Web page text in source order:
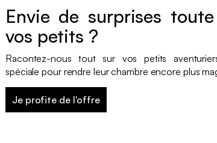
Envie de surprises
vos petits ?
Racontez-nous tout sur vos petits
spéciale pour rendre leur chambre encore plus
Je profite de l'offre